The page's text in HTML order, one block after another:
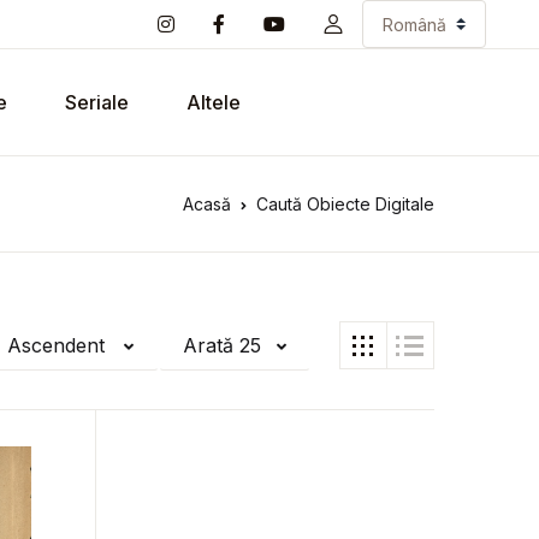
Seriale Altele
Acasă Caută Obiecte Digitale
Ascendent Arată 25